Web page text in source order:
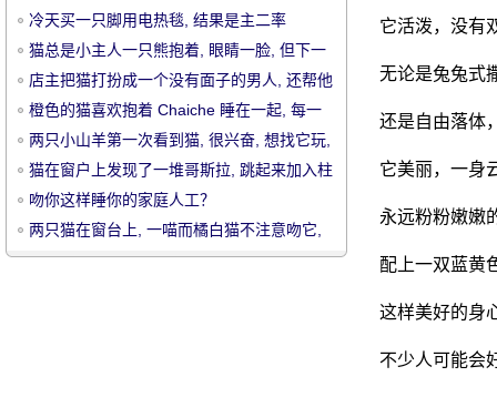
宠
它活泼，没有
无论是兔兔式
还是自由落体
它美丽，一身
永远粉粉嫩嫩
配上一双蓝
这样美好的身
不少人可能会
针..。
冷天买一只脚用电热毯, 结果是主二率
征.....。
猫总是小主人一只熊抱着, 眼睛一脸, 但下一
秒却让人笑晕.....。
店主把猫打扮成一个没有面子的男人, 还帮他
剪指甲, 结果.....。
橙色的猫喜欢抱着 Chaiche 睡在一起, 每一
次睡觉都是这幅画风, 感觉下..。
两只小山羊第一次看到猫, 很兴奋, 想找它玩,
但是.....。
猫在窗户上发现了一堆哥斯拉, 跳起来加入柱
子, 然后.....。
吻你这样睡你的家庭人工？
两只猫在窗台上, 一喵而橘白猫不注意吻它,
笑喷..。